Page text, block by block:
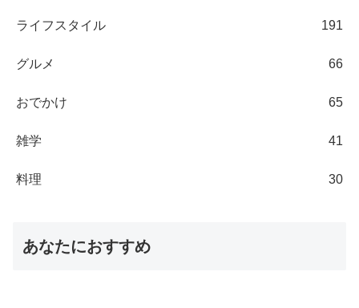
ライフスタイル 191
グルメ 66
おでかけ 65
雑学 41
料理 30
あなたにおすすめ